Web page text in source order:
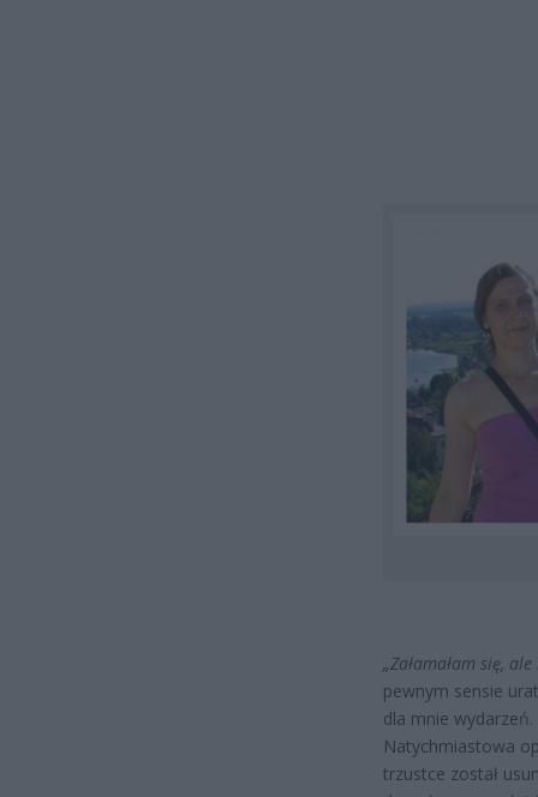
„Załamałam się,
pewnym sensie
dla mnie
Natychmiastowa
trzustce został